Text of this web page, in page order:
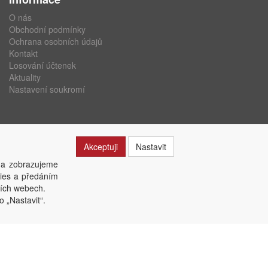
O nás
Obchodní podmínky
Ochrana osobních údajů
Kontakt
Losování účtenek
Aktuality
Nastavení soukromí
zobrazujeme
a předáním
webech.
Akceptuji Nastavit